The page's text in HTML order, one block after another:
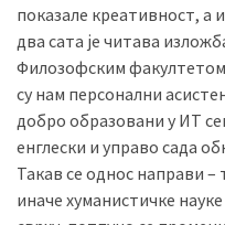
показале креативност, а
два сата је читава
Филозофским
су нам персонални
добро образовани у ИТ
енглески и управо сада
Такав се однос направи –
иначе хуманистичке